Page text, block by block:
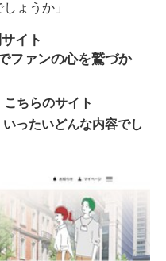
ょうか」
イト
ファンの心を鷲づか
ちらのサイト
ったいどんな内容でし